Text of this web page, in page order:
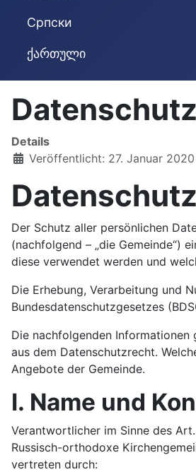
Cрпски
ქართული
Details
Veröffentlicht: 27. Januar 2020
Der Schutz aller persönlichen
(nachfolgend – „die Gemeinde“)
diese verwendet werden und
Die Erhebung, Verarbeitung und
Bundesdatenschutzgesetzes
Die nachfolgenden Informationen
aus dem Datenschutzrecht.
Angebote der Gemeinde.
I. Name und
Verantwortlicher im Sinne des
Russisch-orthodoxe
vertreten durch: